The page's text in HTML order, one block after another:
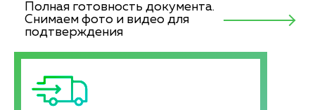
Полная готовность документа.
Снимаем фото и видео для
подтверждения